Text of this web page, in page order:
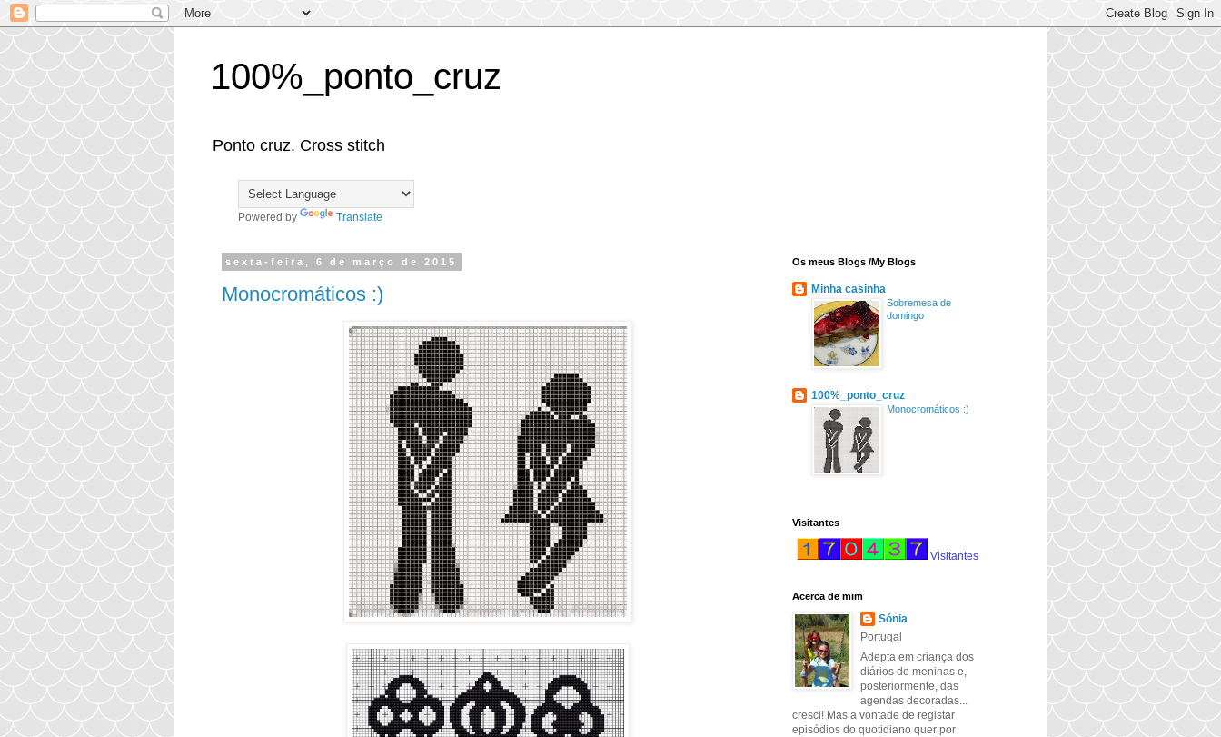
100%_ponto_cruz
Ponto cruz. Cross stitch
Powered by Translate
sexta-feira, 6 de março de 2015
Monocromáticos :)
Os meus Blogs /My Blogs
Minha casinha
Sobremesa de
domingo
100%_ponto_cruz
Monocromáticos :)
Visitantes
Visitantes
Acerca de mim
Sónia
Portugal
Adepta em criança dos
diários de meninas e,
posteriormente, das
agendas decoradas...
cresci! Mas a vontade de registar
episódios do quotidiano quer por